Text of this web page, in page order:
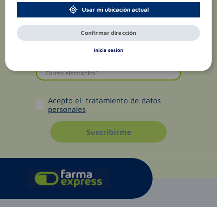
Acepto el tratamiento de datos
personales
Suscribirme
Usar mi ubicación actual
Confirmar dirección
Inicia sesión